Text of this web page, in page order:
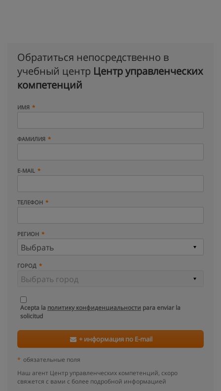
Обратиться непосредственно в
учебный центр Центр управленческих
компетенций
ИМЯ
ФАМИЛИЯ
E-MAIL
ТЕЛЕФОН
РЕГИОН
ГОРОД
Acepta la политику конфиденциальности para enviar la
solicitud
+ информация по E-mail
* обязательные поля
Наш агент Центр управленческих компетенций, скоро
свяжется с вами с более подробной информацией